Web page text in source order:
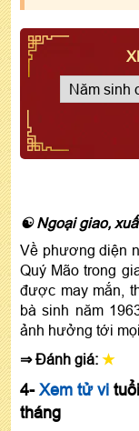
☯ Ngoại giao,
Về phương diện
Quý Mão trong
được may mắn,
bà sinh năm
ảnh hưởng tới
⇒ Đánh giá: ★
4-Xem tử vi
tháng